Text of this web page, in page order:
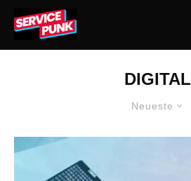
DIGITAL
Neueste